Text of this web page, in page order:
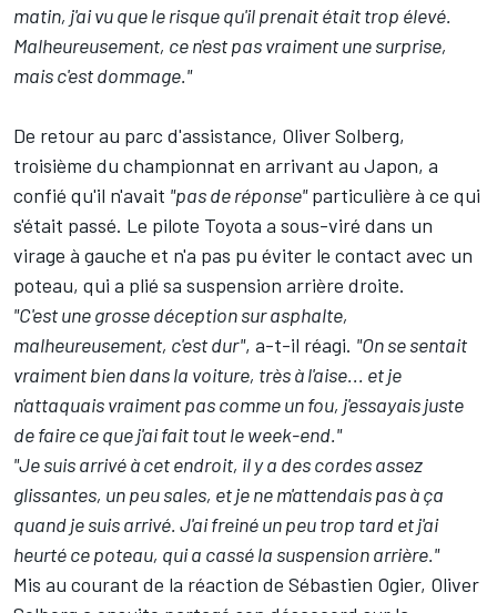
matin, j'ai vu que le risque qu'il prenait était trop élevé.
Malheureusement, ce n'est pas vraiment une surprise,
mais c'est dommage."
De retour au parc d'assistance, Oliver Solberg,
troisième du championnat en arrivant au Japon, a
confié qu'il n'avait "pas de réponse"particulière à ce qui
s'était passé. Le pilote Toyota a sous-viré dans un
virage à gauche et n'a pas pu éviter le contact avec un
poteau, qui a plié sa suspension arrière droite.
"C'est une grosse déception sur asphalte,
malheureusement, c'est dur", a-t-il réagi. "On se sentait
vraiment bien dans la voiture, très à l'aise... et je
n'attaquais vraiment pas comme un fou, j'essayais juste
de faire ce que j'ai fait tout le week-end."
"Je suis arrivé à cet endroit, il y a des cordes assez
glissantes, un peu sales, et je ne m'attendais pas à ça
quand je suis arrivé. J'ai freiné un peu trop tard et j'ai
heurté ce poteau, qui a cassé la suspension arrière."
Mis au courant de la réaction de Sébastien Ogier, Oliver